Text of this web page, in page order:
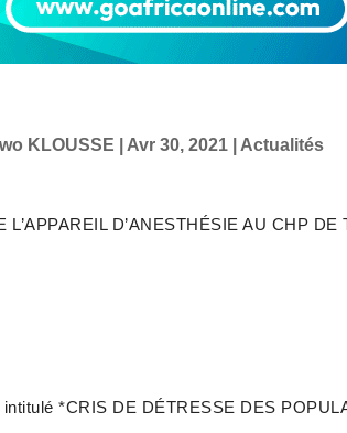
KLOUSSE Avr 30, 2021| Actualités
D’ANESTHÉSIE AU CHP DE
*CRIS DE DÉTRESSE DES